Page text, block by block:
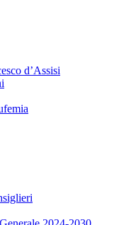
d’Assisi